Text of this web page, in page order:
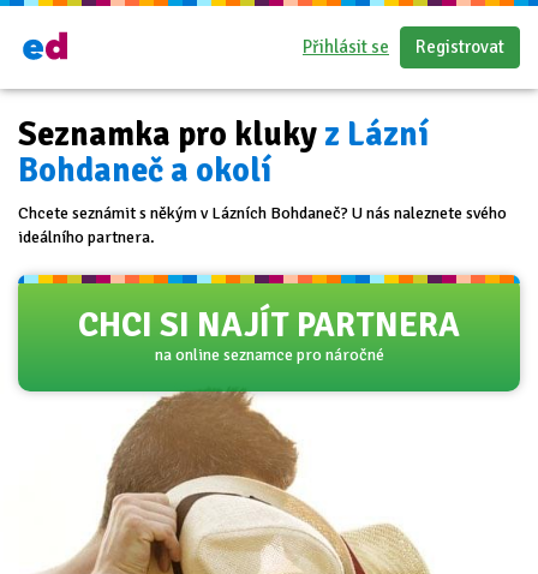
Přihlásit se Registrovat
Seznamka pro kluky z Lázní
Bohdaneč a okolí
Chcete seznámit s někým v Lázních Bohdaneč? U nás naleznete svého
ideálního partnera.
CHCI SI NAJÍT PARTNERA
na online seznamce pro náročné